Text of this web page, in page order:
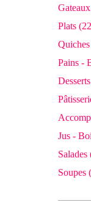
Plats
Pains -
Desserts
Jus -
Salades
Soupes